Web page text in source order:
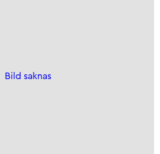
Bild saknas